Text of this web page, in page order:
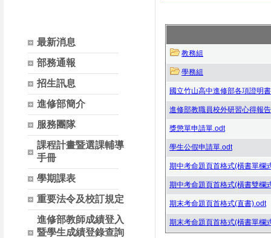
最新消息
部務通報
招生訊息
進修部簡介
服務團隊
課程計畫暨選課輔導
手冊
學期課表
重要法令及校訂規定
進修部教師成績登入
暨學生成績登錄查詢
教務組
學務組
國立竹山高中進修部各項證明
進修部教職員校外研習心得報
獎懲單申請單.odt
學生公假申請單.odt
期中考命題頁首格式(橫書單欄
期中考命題頁首格式(橫書雙欄
期末考命題頁首格式(直書).odt
期末考命題頁首格式(橫書單欄